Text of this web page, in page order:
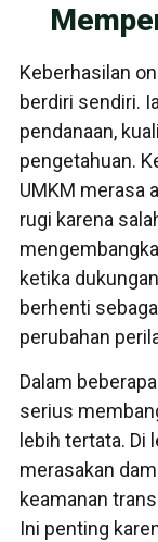
Keberhasilan
berdiri sendiri.
pendanaan,
pengetahuan.
UMKM merasa
rugi karena
ketika
berhenti
perubahan
Dalam
serius
lebih tertata. Di
merasakan
keamanan
Ini penting